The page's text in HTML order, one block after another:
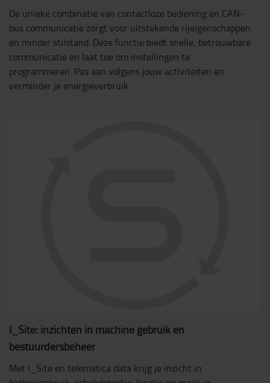
De unieke combinatie van contactloze bediening en CAN-
bus communicatie zorgt voor uitstekende rijeigenschappen
en minder stilstand. Deze functie biedt snelle, betrouwbare
communicatie en laat toe om instellingen te
programmeren. Pas aan volgens jouw activiteiten en
verminder je energieverbruik.
I_Site: inzichten in machine gebruik en
bestuurdersbeheer
Met I_Site en telematica data krijg je inzicht in